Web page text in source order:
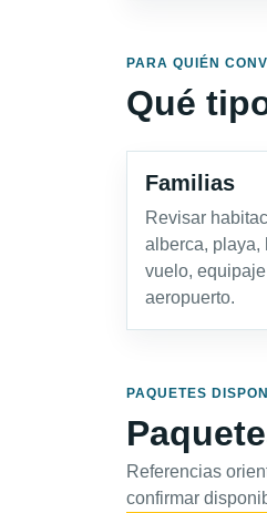
PARA QUIÉN
Qué
Familias
Revisar
alberca, playa,
vuelo,
aeropuerto.
PAQUETES
Referencias
confirmar